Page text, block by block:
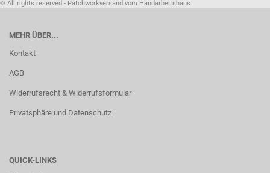
© All rights reserved - Patchworkversand vom Handarbeitshaus
MEHR ÜBER...
Kontakt
AGB
Widerrufsrecht & Widerrufsformular
Privatsphäre und Datenschutz
QUICK-LINKS